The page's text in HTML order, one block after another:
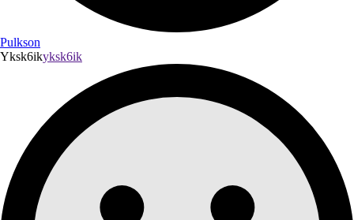
Pulkson
Yksk6ikyksk6ik